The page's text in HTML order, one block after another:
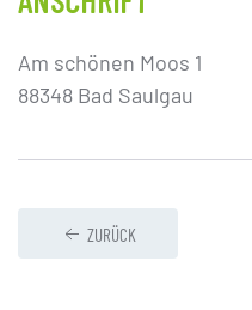
Am schönen Moos 1
88348 Bad Saulgau
ZURÜCK